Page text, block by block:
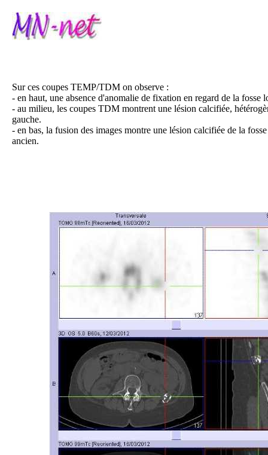
Sur ces coupes TEMP/TDM on observe :
- en haut, une absence d'anomalie de fixation en regard de la fosse
- au milieu, les coupes TDM montrent une lésion calcifiée,
gauche.
- en bas, la fusion des images montre une lésion calcifiée de la
ancien.